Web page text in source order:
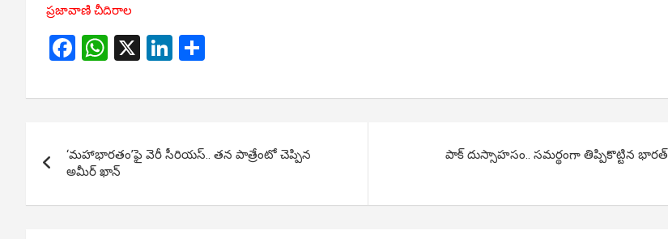
ప్రజావాణి చీదిరాల
F
ce
o
o
k
W
at
A
p
p
X
Li
ke
n
ar
navigation
‘మహాభారతం’ఫై వెరీ సీరియస్.. తన పాత్రేంటో చెప్పిన
అమీర్ ఖాన్
పాక్ దుస్సాహసం.. సమర్థంగా తిప్పికొట్టిన భారత్